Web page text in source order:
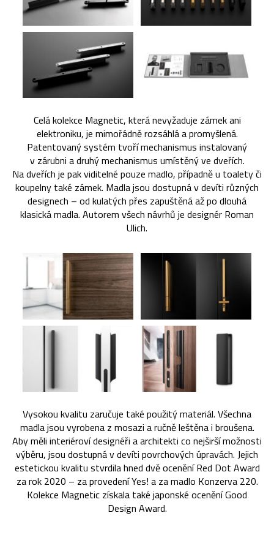
Celá kolekce Magnetic, která nevyžaduje zámek ani
elektroniku, je mimořádně rozsáhlá a promyšlená.
Patentovaný systém tvoří mechanismus instalovaný
v zárubni a druhý mechanismus umístěný ve dveřích.
Na dveřích je pak viditelné pouze madlo, případně u toalety či
koupelny také zámek. Madla jsou dostupná v devíti různých
designech – od kulatých přes zapuštěná až po dlouhá
klasická madla. Autorem všech návrhů je designér Roman
Ulich.
Vysokou kvalitu zaručuje také použitý materiál. Všechna
madla jsou vyrobena z mosazi a ručně leštěna i broušena.
Aby měli interiéroví designéři a architekti co nejširší možnosti
výběru, jsou dostupná v devíti povrchových úpravách. Jejich
estetickou kvalitu stvrdila hned dvě ocenění Red Dot Award
za rok 2020 – za provedení Yes! a za madlo Konzerva 220.
Kolekce Magnetic získala také japonské ocenění Good
Design Award.